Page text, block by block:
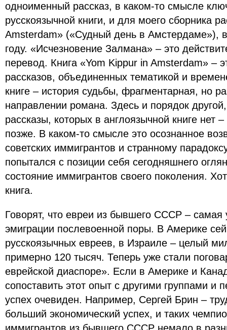
одноименный рассказ, в каком-то смысле
русскоязычной книги, и для моего сборника
Amsterdam» («Судный день в
году. «Исчезновение Залмана» – это
перевод. Книга «Yom Kippur in Amsterdam» –
рассказов, объединенных тематикой и
книге – история судьбы, фрагментарная, но
направлении романа. Здесь и порядок
рассказы, которых в англоязычной книге нет
позже. В каком-то смысле это осознанное
советских иммигрантов и странному
попытался с позиции себя сегодняшнего
состояние иммигрантов своего поколения.
книга.
Говорят, что евреи из бывшего СССР – самая
эмиграции послевоенной поры. В Америке
русскоязычных евреев, в Израиле – целый
примерно 120 тысяч. Теперь уже стали
еврейской диаспоре». Если в Америке и
сопоставить этот опыт с другими группами и
успех очевиден. Например, Сергей Брин –
больший экономический успех, и таких